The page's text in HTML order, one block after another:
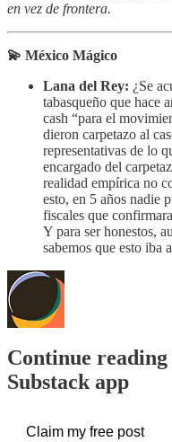
en vez de frontera.
💫 México Mágico
Lana del Rey: ¿Se
tabasqueño que hace
cash “para el
dieron carpetazo al
representativas de lo
encargado del
realidad empírica no
esto, en 5 años nadie
fiscales que
Y para ser honestos,
sabemos que esto iba
Continue
Substack app
Claim my free post